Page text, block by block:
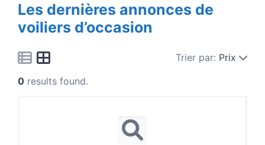
Les dernières annonces de
voiliers d’occasion
Trier par: Prix
0 results found.